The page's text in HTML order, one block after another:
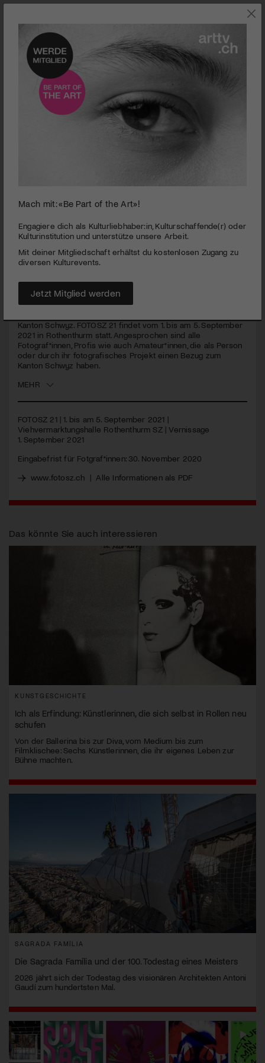
KUNST
FOTOSZ | Plattform für Fotografie
PUBLIZIERT AM 2. SEPTEMBER 2020
Schwyz eine Plattform.
Der Verein Kulturplatz Müsigricht mit Sitz in Steinen im Kanton
Kanton Schwyz. FOTOSZ 21 findet vom 1. bis am 5. September
2021 in Rothenthurm statt. Angesprochen sind alle
Fotograf*innen, Profis wie auch Amateur*innen, die als Person
oder durch ihr fotografisches Projekt einen Bezug zum
Kanton Schwyz haben.
MEHR
FOTOSZ 21 | 1. bis am 5. September 2021 |
Viehvermarktungshalle Rothenthurm SZ | Vernissage
1. September 2021
Eingabefrist für Fotgraf*innen: 30. November 2020
www.fotosz.ch | Alle Informationen als PDF
Das könnte Sie auch interessieren
KUNSTGESCHICHTE
Ich als Erfindung: Künstlerinnen, die sich selbst in Rollen neu
schufen
Von der Ballerina bis zur Diva, vom Medium bis zum
Filmklischee: Sechs Künstlerinnen, die ihr eigenes Leben zur
Bühne machten.
SAGRADA FAMÍLIA
Die Sagrada Família und der 100. Todestag eines Meisters
2026 jährt sich der Todestag des visionären Architekten Antoni
Gaudí zum hundertsten Mal.
Mach mit: «Be Part of the Art»!
Engagiere dich als Kulturliebhaber:in, Kulturschaffende(r) oder
Kulturinstitution und unterstütze unsere Arbeit.
Mit deiner Mitgliedschaft erhältst du kostenlosen Zugang zu
diversen Kulturevents.
Jetzt Mitglied werden